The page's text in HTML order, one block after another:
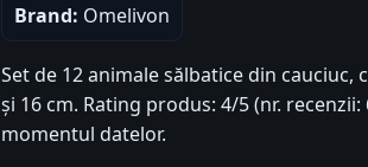
Brand: Omelivon
Set de 12 animale sălbatice din cauciuc,
și 16 cm. Rating produs: 4/5 (nr. recenzii:
momentul datelor.